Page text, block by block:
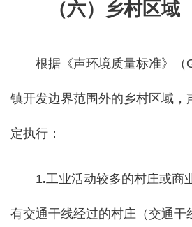
（六） 乡村区域
根据《声环境质量标准》（
镇开发边界范围外的乡村区域，
定执行：
1.工业活动较多的村庄或商
有交通干线经过的村庄（交通干